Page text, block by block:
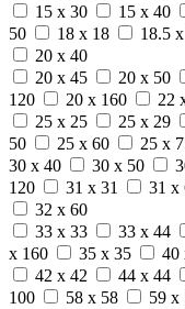
15 x 30
15 x 40
50
18 x 18 18.5
20 x 40
20 x 45
20 x 50
120
20 x 160 22
25 x 25
25 x 29
50
25 x 60 25 x
30 x 40
30 x 50
120
31 x 31 31 x
32 x 60
33 x 33
33 x 44
x 160
35 x 35 40
42 x 42
44 x 44
100
58 x 58 59 x